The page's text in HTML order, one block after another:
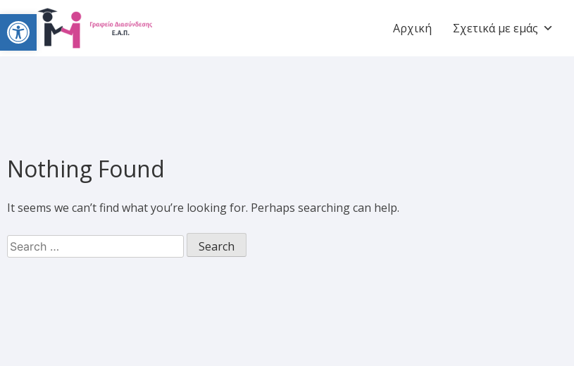
Open toolbar Αρχική Σχετικά με εμάς
Nothing Found
It seems we can’t find what you’re looking for. Perhaps searching can help.